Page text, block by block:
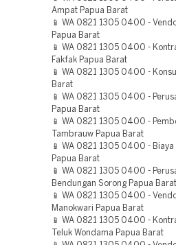
Ampat Papua Barat
📱 WA 0821 1305 0400 -
Papua Barat
📱 WA 0821 1305 0400 -
Fakfak Papua Barat
📱 WA 0821 1305 0400 -
Barat
📱 WA 0821 1305 0400 -
Papua Barat
📱 WA 0821 1305 0400 -
Tambrauw Papua Barat
📱 WA 0821 1305 0400 -
Papua Barat
📱 WA 0821 1305 0400 -
Bendungan Sorong Papua Barat
📱 WA 0821 1305 0400 -
Manokwari Papua Barat
📱 WA 0821 1305 0400 -
Teluk Wondama Papua Barat